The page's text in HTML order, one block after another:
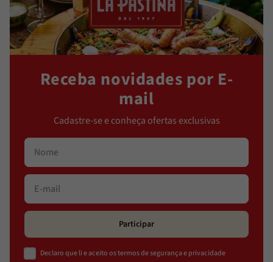
Receba novidades por E-
mail
Cadastre-se e conheça ofertas exclusivas
Participar
Declaro que li e aceito os termos de segurança e privacidade